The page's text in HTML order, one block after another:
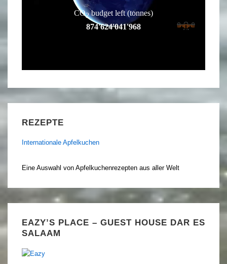
REZEPTE
Internationale Apfelkuchen
Eine Auswahl von Apfelkuchenrezepten aus aller Welt
EAZY’S PLACE – GUEST HOUSE DAR ES
SALAAM